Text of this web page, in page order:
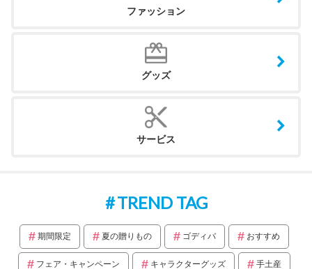
ファッション
グッズ
サービス
TREND TAG
期間限定 夏の贈りもの ゴディバ おすすめ
フェア・キャンペーン キャラクターグッズ 手土産